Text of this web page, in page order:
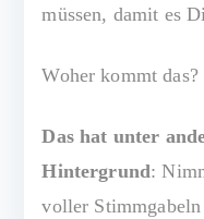
müssen, damit es
Woher kommt das?
Das hat unter
Hintergrund:
voller